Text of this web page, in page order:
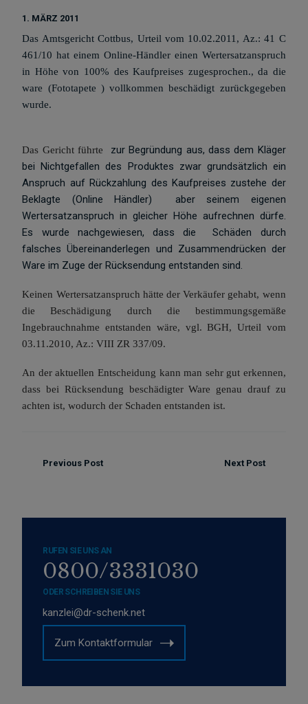
1. MÄRZ 2011
Das Amtsgericht Cottbus, Urteil vom 10.02.2011, Az.: 41 C
461/10 hat einem Online-Händler einen Wertersatzanspruch
in Höhe von 100% des Kaufpreises zugesprochen., da die
ware (Fototapete ) vollkommen beschädigt zurückgegeben
wurde.
Das Gericht führte zur Begründung aus, dass dem Kläger
bei Nichtgefallen des Produktes zwar grundsätzlich ein
Anspruch auf Rückzahlung des Kaufpreises zustehe der
Beklagte (Online Händler) aber seinem eigenen
Wertersatzanspruch in gleicher Höhe aufrechnen dürfe.
Es wurde nachgewiesen, dass die Schäden durch
falsches Übereinanderlegen und Zusammendrücken der
Ware im Zuge der Rücksendung entstanden sind.
Keinen Wertersatzanspruch hätte der Verkäufer gehabt, wenn
die Beschädigung durch die bestimmungsgemäße
Ingebrauchnahme entstanden wäre, vgl. BGH, Urteil vom
03.11.2010, Az.: VIII ZR 337/09.
An der aktuellen Entscheidung kann man sehr gut erkennen,
dass bei Rücksendung beschädigter Ware genau drauf zu
achten ist, wodurch der Schaden entstanden ist.
Previous Post Next Post
RUFEN SIE UNS AN
0800/3331030
ODER SCHREIBEN SIE UNS
kanzlei@dr-schenk.net
Zum Kontaktformular